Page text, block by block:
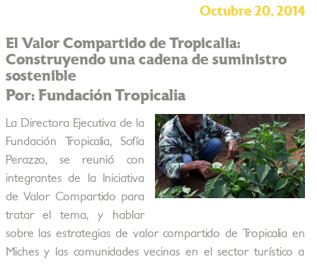
Octubre 20, 2014
El Valor Compartido de Tropicalia:
Construyendo una cadena de suministro
sostenible
Por: Fundación Tropicalia
La Directora Ejecutiva de la
Fundación Tropicalia, Sofía
Perazzo, se reunió con
integrantes de la Iniciativa
de Valor Compartido para
tratar el tema, y hablar
sobre las estrategias de valor compartido de Tropicalia en
Miches y las comunidades vecinas en el sector turístico a